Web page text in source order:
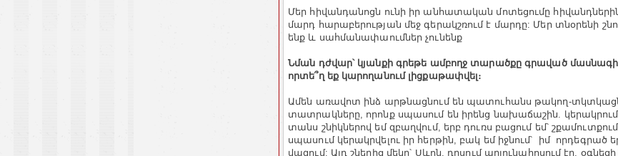
Մեր հիվանդանոցն ունի իր անհատական մոտեցումը
մարդ հարաբերության մեջ գերակշռում է մարդը: Մեր տնօրենի
ենք և սահմանափաումներ չունենք
Նման դժվար՝ կյանքի գրեթե ամբողջ տարածքը գրաված
որտե՞ղ եք կարողանում լիցքաթափվել։
Ամեն առավոտ ինձ արթնացնում են պատուհանս թակող-
տատրակները, որոնք սպասում են իրենց նախաճաշին.
տանս շնիկներով եմ զբաղվում, երբ դուռս բացում եմ՝
սպասում կերակրվելու իր հերթին, բակ եմ իջնում՝ իմ որդեգրած
վազում: Այդ շներից մեկը՝ Սևոն, դրսում արյունահոսում էր,